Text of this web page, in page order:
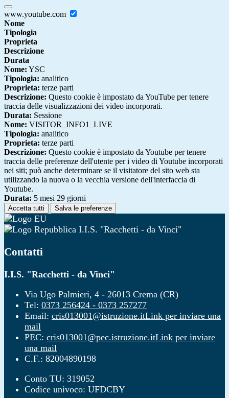
www.youtube.com
Nome
Tipologia
Proprieta
Descrizione
Durata
Nome: YSC
Tipologia: analitico
Proprieta: terze parti
Descrizione: Questo cookie è impostato da YouTube per tenere
traccia delle visualizzazioni dei video incorporati.
Durata: Sessione
Nome: VISITOR_INFO1_LIVE
Tipologia: analitico
Proprieta: terze parti
Descrizione: Questo cookie è impostato da Youtube per tenere
traccia delle preferenze dell'utente per i video di Youtube incorporati
nei siti; può anche determinare se il visitatore del sito web sta
utilizzando la nuova o la vecchia versione dell'interfaccia di
Youtube.
Durata: 5 mesi 29 giorni
Accetta tutti Salva le preferenze
I.I.S. "Racchetti - da Vinci"
Contatti
I.I.S. "Racchetti - da Vinci"
Via Ugo Palmieri, 4 - 26013 Crema (CR)
Tel: 0373 256424 - 0373 257277
Email: cris013001@istruzione.itLink per inviare una
mail
PEC: cris013001@pec.istruzione.itLink per inviare
una mail
C.F.: 82004890198
Conto TU: 319052
Codice univoco: UFDCBY